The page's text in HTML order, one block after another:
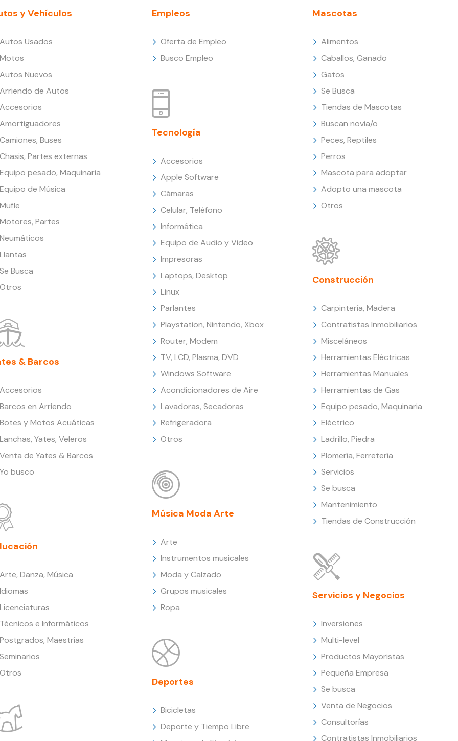
y Vehículos
Usados
Nuevos
de Autos
Buses
Partes externas
pesado, Maquinaria
de Música
Partes
Busca
& Barcos
en Arriendo
y Motos Acuáticas
Yates, Veleros
de Yates & Barcos
busco
Danza, Música
e Informáticos
Maestrías
Empleos
Oferta de Empleo
Busco Empleo
Tecnología
Accesorios
Apple Software
Cámaras
Celular, Teléfono
Informática
Equipo de Audio y Video
Impresoras
Laptops, Desktop
Linux
Parlantes
Playstation, Nintendo, Xbox
Router, Modem
TV, LCD, Plasma, DVD
Windows Software
Acondicionadores de Aire
Lavadoras, Secadoras
Refrigeradora
Otros
Música Moda Arte
Arte
Instrumentos musicales
Moda y Calzado
Grupos musicales
Ropa
Deportes
Bicicletas
Deporte y Tiempo Libre
Mascotas
Alimentos
Caballos, Ganado
Gatos
Se Busca
Tiendas de Mascotas
Buscan novia/o
Peces, Reptiles
Perros
Mascota para adoptar
Adopto una mascota
Otros
Construcción
Carpintería, Madera
Contratistas Inmobiliarios
Misceláneos
Herramientas Eléctricas
Herramientas Manuales
Herramientas de Gas
Equipo pesado, Maquinaria
Eléctrico
Ladrillo, Piedra
Plomería, Ferretería
Servicios
Se busca
Mantenimiento
Tiendas de Construcción
Servicios y Negocios
Inversiones
Multi-level
Productos Mayoristas
Pequeña Empresa
Se busca
Venta de Negocios
Consultorías
Contratistas Inmobiliarios